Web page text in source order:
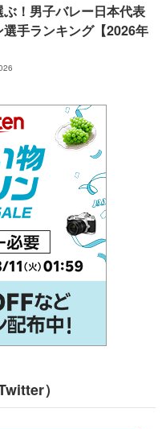
！男子バレー日本代表
選手ランキング【2026年
）